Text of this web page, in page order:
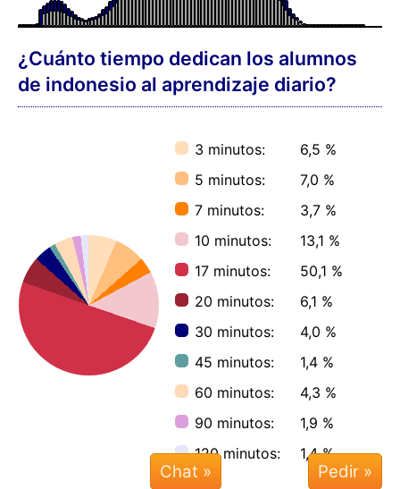
aprender palabras en indonesio con el entrenador
diario utilizando el método de aprendizaje de
memoria a largo plazo:
♫ + 1.000 = 11,7 horas
2.000 = 35,8 horas
♫ + 2.000 = 23,4 horas
3.000 = 53,8 horas
♫ + 3.000 = 35,1 horas
Tiempo ahorrado a través del
Chat »